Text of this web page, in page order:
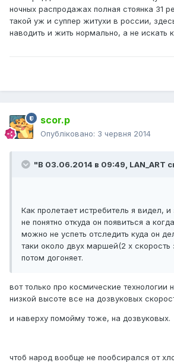
ночных распродажах полная стоянка 31
такой уж и суппер житухи в россии,
наводить и жить нормально, а не искать
scor.p
Опубліковано: 3 червня 2014
"В 03.06.2014 в 09:49, LAN_ART
Как пролетает истребитель я видел, и
не понятно откуда он появиться а
можно не успеть отследить куда он
таки около двух маршей(2 х скорость
потом догоняет.
вот только про космические технологии
низкой высоте все на дозвуковых
и наверху помойму тоже, на дозвуковых.
чтоб народ вообще не пообсирался от